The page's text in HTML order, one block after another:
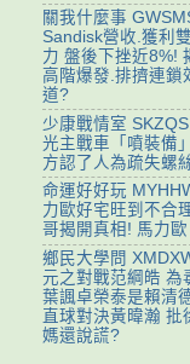
關我什麼事
Sandisk營收.獲利
力 盤後下挫近8%!
高階爆發.排擠連鎖
道?
少康戰情室
光主戰車「噴裝備
方認了人為疏失螺
命運好好玩
力歐好宅旺到不合
哥揭開真相! 馬力歐
鄉民大學問
元之對戰范綱皓 為
葉諷卓榮泰是賴清
直球對決黃暐瀚 批
媽還說謊?